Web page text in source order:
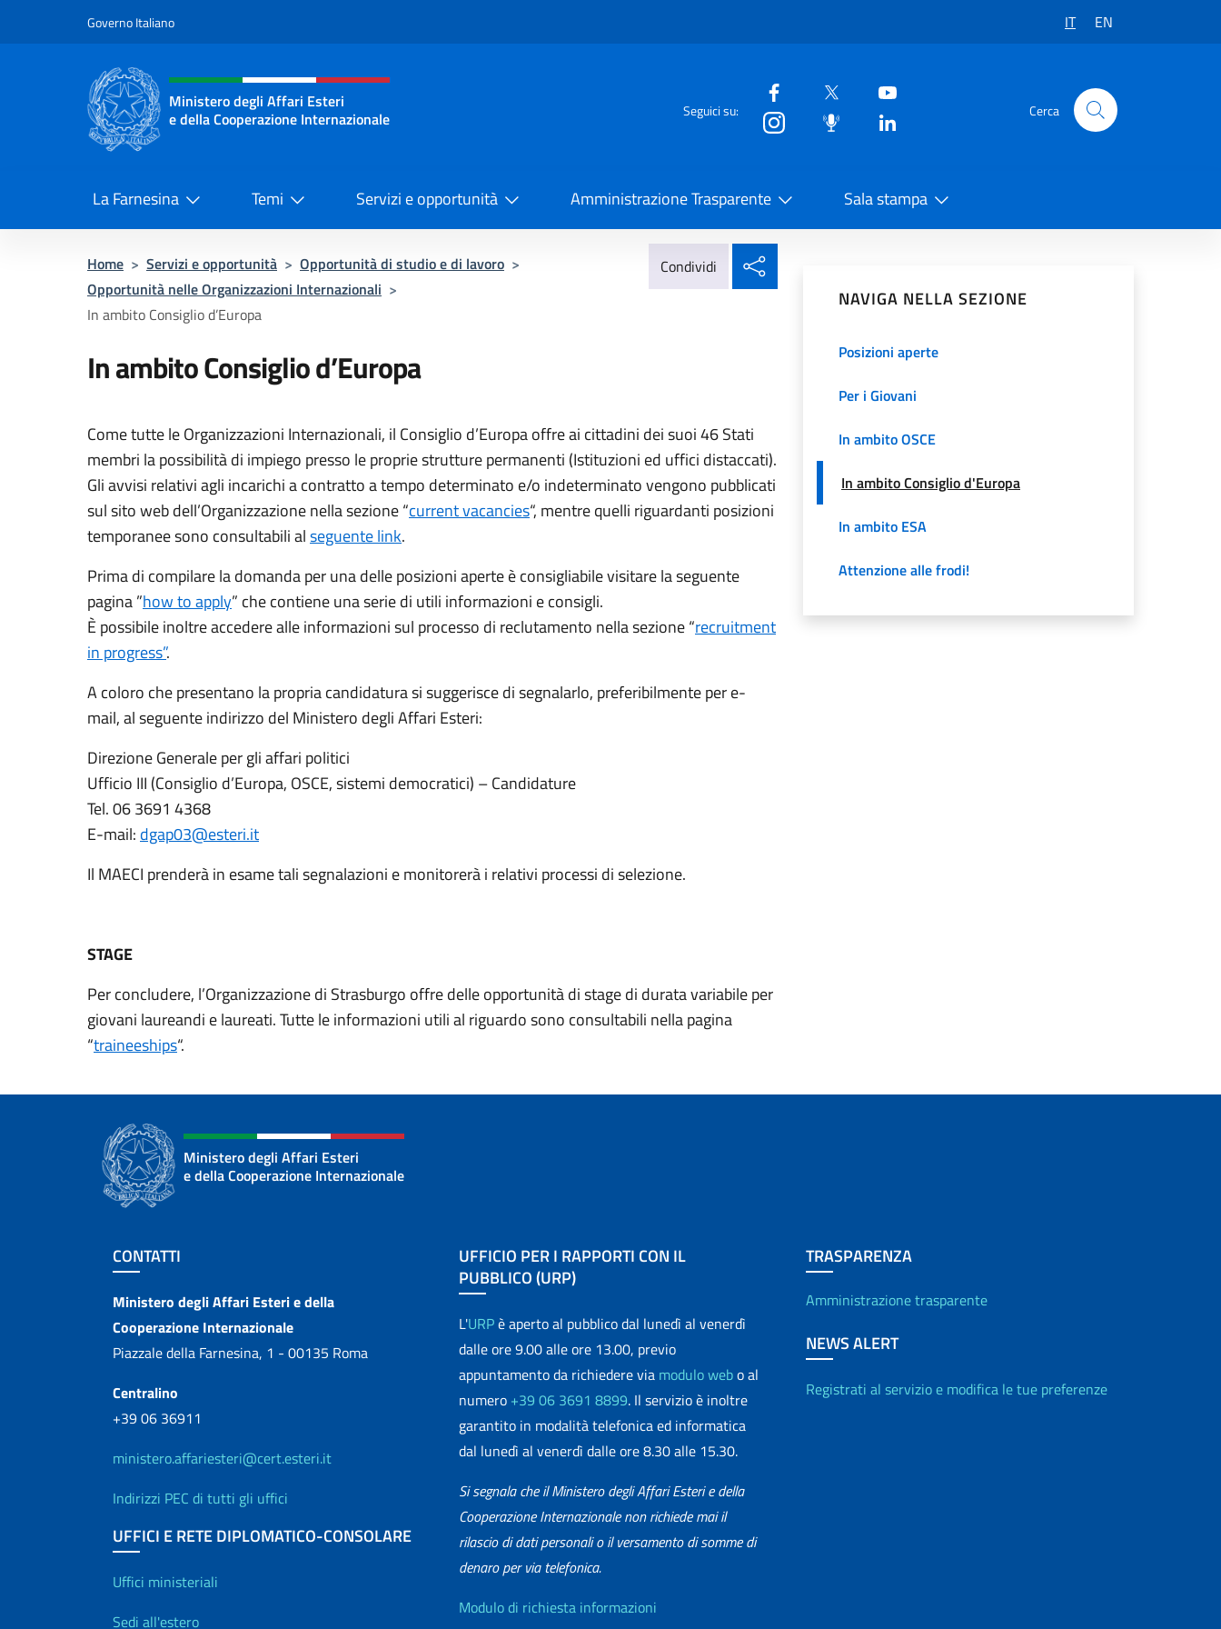
Governo Italiano IT EN
Intestazione sito, social e menù
Ministero degli Affari Esteri
e della Cooperazione Internazionale
Seguici su: Cerca
La Farnesina Temi Servizi e opportunità Amministrazione Trasparente Sala stampa
Home > Servizi e opportunità > Opportunità di studio e di lavoro >
Opportunità nelle Organizzazioni Internazionali >
In ambito Consiglio d’Europa
Condividi
In ambito Consiglio d’Europa
Come tutte le Organizzazioni Internazionali, il Consiglio d’Europa offre ai cittadini dei suoi 46 Stati
membri la possibilità di impiego presso le proprie strutture permanenti (Istituzioni ed uffici distaccati).
Gli avvisi relativi agli incarichi a contratto a tempo determinato e/o indeterminato vengono pubblicati
sul sito web dell’Organizzazione nella sezione “current vacancies“, mentre quelli riguardanti posizioni
temporanee sono consultabili alseguente link.
Prima di compilare la domanda per una delle posizioni aperte è consigliabile visitare la seguente
pagina ”how to apply” che contiene una serie di utili informazioni e consigli.
È possibile inoltre accedere alle informazioni sul processo di reclutamento nella sezione “recruitment
in progress”.
A coloro che presentano la propria candidatura si suggerisce di segnalarlo, preferibilmente per e-
mail, al seguente indirizzo del Ministero degli Affari Esteri:
Direzione Generale per gli affari politici
Ufficio III (Consiglio d’Europa, OSCE, sistemi democratici) – Candidature
Tel. 06 3691 4368
E-mail: dgap03@esteri.it
Il MAECI prenderà in esame tali segnalazioni e monitorerà i relativi processi di selezione.
STAGE
Per concludere, l’Organizzazione di Strasburgo offre delle opportunità di stage di durata variabile per
giovani laureandi e laureati. Tutte le informazioni utili al riguardo sono consultabili nella pagina
“traineeships“.
NAVIGA NELLA SEZIONE
Posizioni aperte
Per i Giovani
In ambito OSCE
In ambito Consiglio d'Europa
In ambito ESA
Attenzione alle frodi!
Ministero degli Affari Esteri
e della Cooperazione Internazionale
Sezione footer
CONTATTI
Contatti
Ministero degli Affari Esteri e della
Cooperazione Internazionale
Piazzale della Farnesina, 1 - 00135 Roma
Centralino
+39 06 36911
ministero.affariesteri@cert.esteri.it
Indirizzi PEC di tutti gli uffici
UFFICI E RETE DIPLOMATICO-CONSOLARE
Uffici e Rete diplomatica
Uffici ministeriali
Sedi all'estero
UFFICIO PER I RAPPORTI CON IL
PUBBLICO (URP)
L'URPè aperto al pubblico dal lunedì al venerdì
dalle ore 9.00 alle ore 13.00, previo
appuntamento da richiedere via modulo webo al
numero +39 06 3691 8899. Il servizio è inoltre
garantito in modalità telefonica ed informatica
dal lunedì al venerdì dalle ore 8.30 alle 15.30.
Si segnala che il Ministero degli Affari Esteri e della
Cooperazione Internazionale non richiede mai il
rilascio di dati personali o il versamento di somme di
denaro per via telefonica.
Info utili
Modulo di richiesta informazioni
TRASPARENZA
Amministrazione trasparente
NEWS ALERT
Registrati al servizio e modifica le tue preferenze